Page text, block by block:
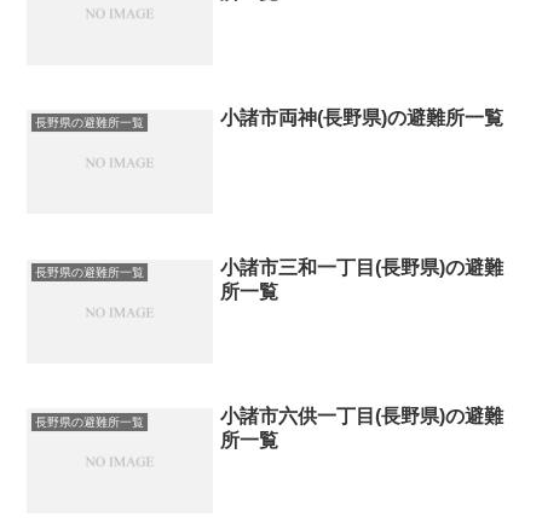
長野県の避難所一覧 小諸市両神(長野県)の避難所一覧
長野県の避難所一覧
小諸市三和一丁目(長野県)の避難
所一覧
長野県の避難所一覧
小諸市六供一丁目(長野県)の避難
所一覧